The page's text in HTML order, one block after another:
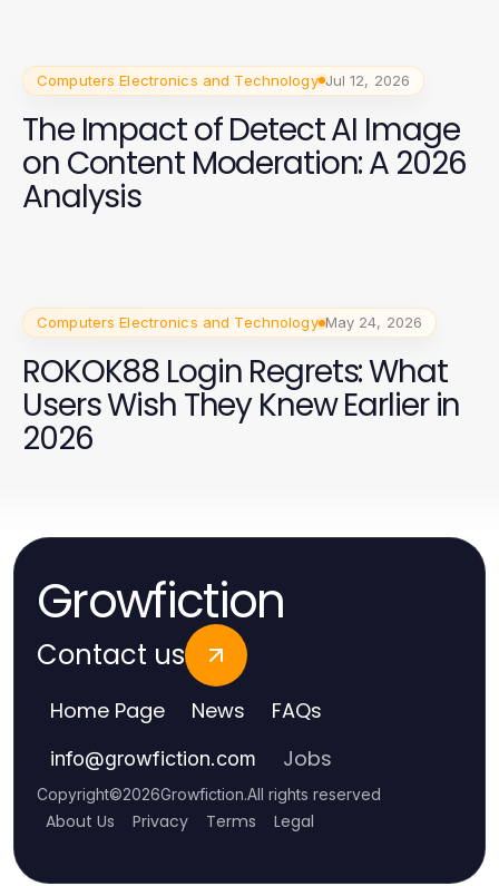
Computers Electronics and Technology Jul 12, 2026
The Impact of Detect AI Image
on Content Moderation: A 2026
Analysis
Computers Electronics and Technology May 24, 2026
ROKOK88 Login Regrets: What
Users Wish They Knew Earlier in
2026
Growfiction
Contact us
Home Page News FAQs
info@growfiction.com Jobs
Copyright©2026Growfiction.All rights reserved
About Us Privacy Terms Legal